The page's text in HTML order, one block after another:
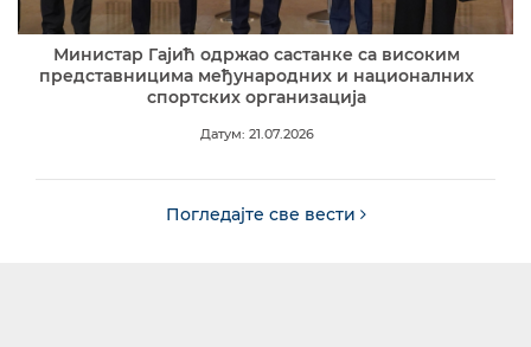
Министар Гајић одржао састанке са високим
представницима међународних и националних
спортских организација
Датум: 21.07.2026
Погледајте све вести